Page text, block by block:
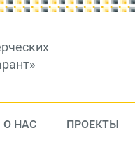
О НАС ПРОЕКТЫ